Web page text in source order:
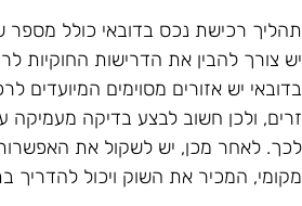
רכישת נכס בדובאי כולל מספר
צורך להבין את הדרישות החוקיות
יש אזורים מסוימים המיועדים
ולכן חשוב לבצע בדיקה מעמיקה
לאחר מכן, יש לשקול את האפשרות
המכיר את השוק ויכול להדריך